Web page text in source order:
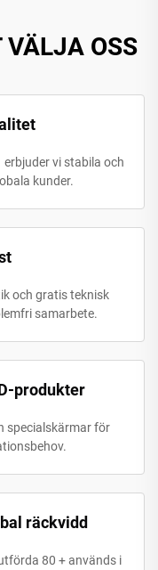
VÄLJA OSS
vi stabila och
kunder.
och gratis teknisk
samarbete.
produkter
specialskärmar för
räckvidd
80 + används i